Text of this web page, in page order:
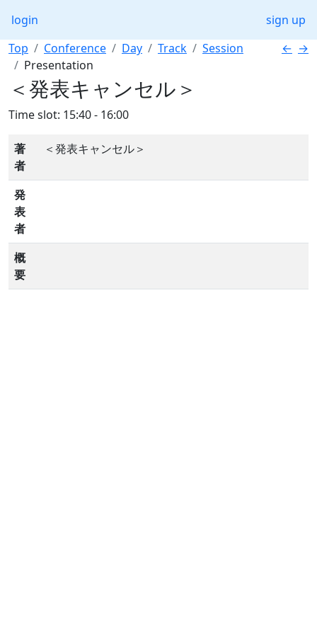
login
sign up
← →
Top Conference Day Track
Session
Presentation
＜発表キャンセル＞
Time slot: 15:40 - 16:00
著
者
＜発表キャンセル＞
発
表
者
概
要